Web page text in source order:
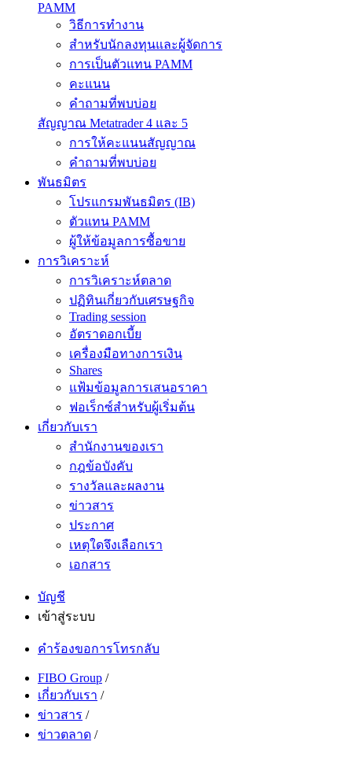
PAMM
วิธีการทำงาน
สำหรับนักลงทุนและผู้จัดการ
การเป็นตัวแทน PAMM
คะแนน
คำถามที่พบบ่อย
สัญญาณ Metatrader 4 และ 5
การให้คะแนนสัญญาณ
คำถามที่พบบ่อย
พันธมิตร
โปรแกรมพันธมิตร (IB)
ตัวแทน PAMM
ผู้ให้ข้อมูลการซื้อขาย
การวิเคราะห์
การวิเคราะห์ตลาด
ปฏิทินเกี่ยวกับเศรษฐกิจ
Trading session
อัตราดอกเบี้ย
เครื่องมือทางการเงิน
Shares
แฟ้มข้อมูลการเสนอราคา
ฟอเร็กซ์สำหรับผู้เริ่มต้น
เกี่ยวกับเรา
สำนักงานของเรา
กฎข้อบังคับ
รางวัลและผลงาน
ข่าวสาร
ประกาศ
เหตุใดจึงเลือกเรา
เอกสาร
บัญชี
เข้าสู่ระบบ
คำร้องขอการโทรกลับ
FIBO Group /
เกี่ยวกับเรา /
ข่าวสาร /
ข่าวตลาด /